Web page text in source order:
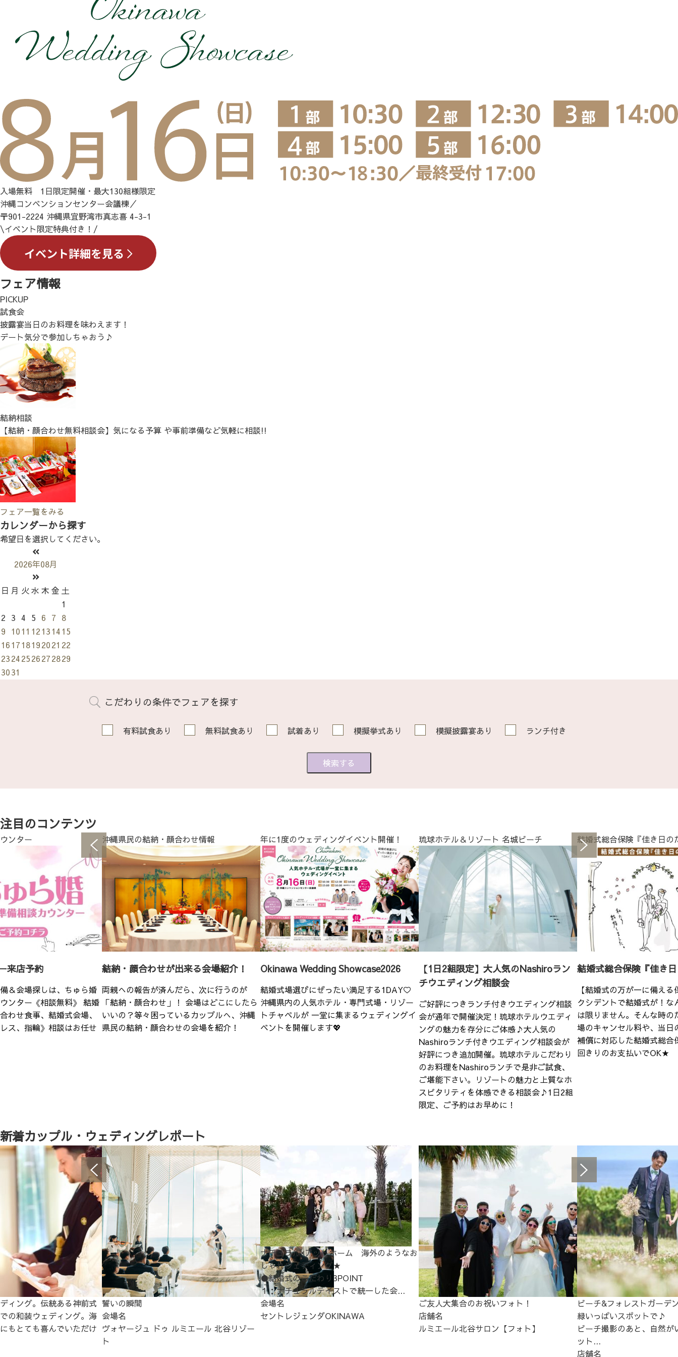
入場無料 1日限定開催・最大130組様限定
沖縄コンベンションセンター会議棟／
〒901-2224 沖縄県宜野湾市真志喜 4-3-1
\イベント限定特典付き！/
フェア情報
PICKUP
試食会
披露宴当日のお料理を味わえます！
デート気分で参加しちゃおう♪
結納相談
【結納・顔合わせ無料相談会】気になる予算 や事前準備など気軽に相談!!
フェア一覧をみる
カレンダーから探す
希望日を選択してください。
2026年08月
日 月 火 水 木 金 土
1
2 3 4 5 6 7 8
9 1011 12131415
161718192021 22
23242526272829
3031
こだわりの条件でフェアを探す
有料試食あり 無料試食あり 試着あり 模擬挙式あり 模擬披露宴あり ランチ付き
注目のコンテンツ
ンター
来店予約
＆会場探しは、ちゅら婚
ンター《相談無料》 結婚
わせ食事、結婚式会場、
ス、指輪》相談はお任せ
沖縄県民の結納・顔合わせ情報
結納・顔合わせが出来る会場紹介！
両親への報告が済んだら、次に行うのが
「結納・顔合わせ」！ 会場はどこにしたら
いいの？等々困っているカップルへ、沖縄
県民の結納・顔合わせの会場を紹介！
年に1度のウェディングイベント開催！
Okinawa Wedding Showcase2026
結婚式場選びにぜったい満足する1DAY♡
沖縄県内の人気ホテル・専門式場・リゾー
トチャペルが 一堂に集まるウェディングイ
ベントを開催します💖
琉球ホテル＆リゾート 名城ビーチ
【1日2組限定】大人気のNashiroラン
チウエディング相談会
ご好評につきランチ付きウエディング相談
会が通年で開催決定！琉球ホテルウエディ
ングの魅力を存分にご体感♪大人気の
Nashiroランチ付きウエディング相談会が
好評につき追加開催。琉球ホテルこだわり
のお料理をNashiroランチで是非ご試食、
ご堪能下さい。リゾートの魅力と上質なホ
スピタリティを体感できる相談会♪1日2組
限定、ご予約はお早めに！
結婚式総合保険『佳き日の
結婚式総合保険『佳き
【結婚式の万が一に備え
クシデントで結婚式が！な
は限りません。そんな時の
場のキャンセル料や、当日
補償に対応した結婚式総
回きりのお支払いでOK★
新着カップル・ウェディングレポート
ィング。伝統ある神前式
の和装ウェディング。海
もとても喜んでいただけ
誓いの瞬間
会場名
ヴォヤージュ ドゥ ルミエール 北谷リゾー
ト
ナチュラル×アットホーム 海外のようなお
しゃれウェディング★
●結婚式のこだわり3POINT
１：ナチュラルテイストで統一した会...
会場名
セントレジェンダOKINAWA
ご友人大集合のお祝いフォト！
店舗名
ルミエール北谷サロン【フォト】
ビーチ&フォレストガーデ
緑いっぱいスポットで♪
ビーチ撮影のあと、自然が
ット...
店舗名